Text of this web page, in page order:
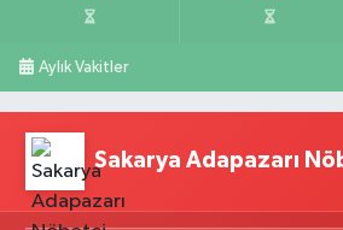
Aylık Vakitler
Sakarya Adapazarı